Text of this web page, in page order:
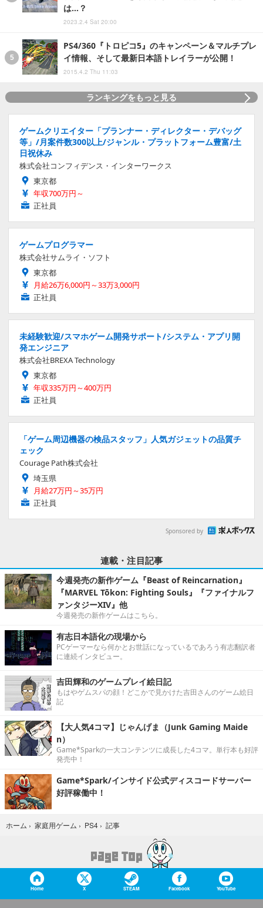
は…？
2023.2.4 Sat 20:00
PS4/360『トロピコ5』のキャンペーン＆マルチプレ
イ情報、そして最新日本語トレイラーが公開！
2015.4.2 Thu 11:03
ランキングをもっと見る
ゲームクリエイター「プランナー・ディレクター・デバッグ
等」/月案件数300以上/ジャンル・プラットフォーム豊富/土
日祝休み
株式会社コンフィデンス・インターワークス
東京都
年収700万円～
正社員
ゲームプログラマー
株式会社サムライ・ソフト
東京都
月給26万6,000円～33万3,000円
正社員
未経験歓迎/スマホゲーム開発サポート/システム・アプリ開
発エンジニア
株式会社BREXA Technology
東京都
年収335万円～400万円
正社員
「ゲーム周辺機器の検品スタッフ」人気ガジェットの品質チ
ェック
Courage Path株式会社
埼玉県
月給27万円～35万円
正社員
Sponsored by
連載・注目記事
今週発売の新作ゲーム『Beast of Reincarnation』
『MARVEL Tōkon: Fighting Souls』『ファイナルフ
ァンタジーXIV』他
今週発売の新作ゲームはこちら。
有志日本語化の現場から
PCゲーマーなら何かとお世話になっているであろう有志翻訳者
に連続インタビュー。
吉田輝和のゲームプレイ絵日記
もはやゲムスパの顔！どこかで見かけた吉田さんのゲーム絵日
記
【大人気4コマ】じゃんげま（Junk Gaming Maide
n）
Game*Sparkの一大コンテンツに成長した4コマ。単行本も好評
発売中！
Game*Spark/インサイド公式ディスコードサーバー
好評稼働中！
ホーム › 家庭用ゲーム › PS4 › 記事
Home X STEAM Facebook YouTube